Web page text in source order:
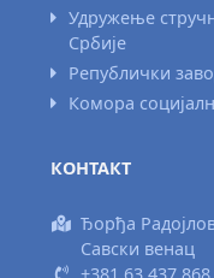
Удружење
Србије
Републички
Комора
КОНТАКТ
Ђорђа
Савски венац